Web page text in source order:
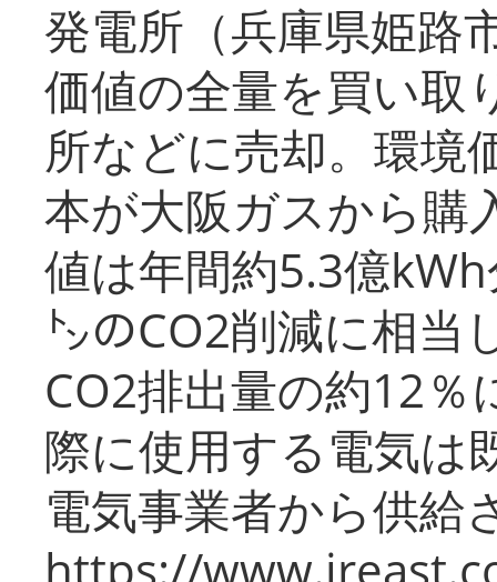
発電所（兵庫県姫路
価値の全量を買い取
所などに売却。環境
本が大阪ガスから購
値は年間約5.3億
㌧のCO2削減に相当
CO2排出量の約12％
際に使用する電気は
電気事業者から供給